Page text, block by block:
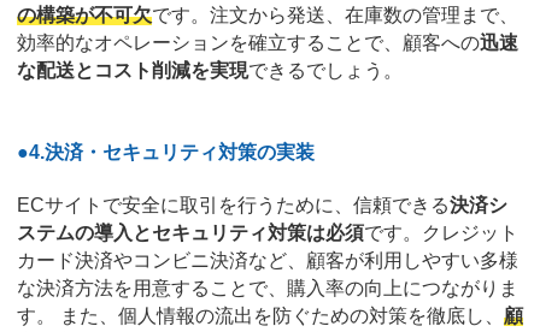
の構築が不可欠です。注文から発送、在庫数の管理まで、
効率的なオペレーションを確立することで、顧客への迅速
な配送とコスト削減を実現できるでしょう。
●4.決済・セキュリティ対策の実装
ECサイトで安全に取引を行うために、信頼できる決済シ
ステムの導入とセキュリティ対策は必須です。クレジット
カード決済やコンビニ決済など、顧客が利用しやすい多様
な決済方法を用意することで、購入率の向上につながりま
す。 また、個人情報の流出を防ぐための対策を徹底し、 顧